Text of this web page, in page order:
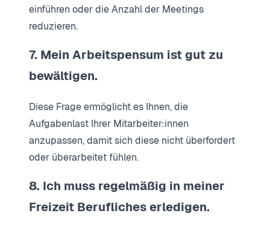
einführen oder die Anzahl der Meetings
reduzieren.
7. Mein Arbeitspensum ist gut zu
bewältigen.
Diese Frage ermöglicht es Ihnen, die
Aufgabenlast Ihrer Mitarbeiter:innen
anzupassen, damit sich diese nicht überfordert
oder überarbeitet fühlen.
8. Ich muss regelmäßig in meiner
Freizeit Berufliches erledigen.